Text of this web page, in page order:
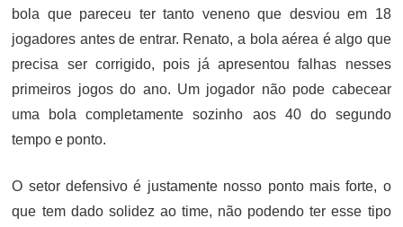
bola que pareceu ter tanto veneno que desviou em 18
jogadores antes de entrar. Renato, a bola aérea é algo que
precisa ser corrigido, pois já apresentou falhas nesses
primeiros jogos do ano. Um jogador não pode cabecear
uma bola completamente sozinho aos 40 do segundo
tempo e ponto.
O setor defensivo é justamente nosso ponto mais forte, o
que tem dado solidez ao time, não podendo ter esse tipo